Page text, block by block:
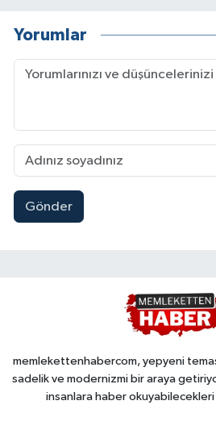
Yorumlar
Gönder
memlekettenhabercom, yepyeni
sadelik ve modernizmi bir araya
insanlara haber okuyabilecekleri